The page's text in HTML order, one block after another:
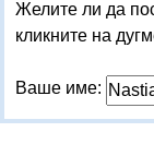
Желите ли да
кликните на
Ваше име: